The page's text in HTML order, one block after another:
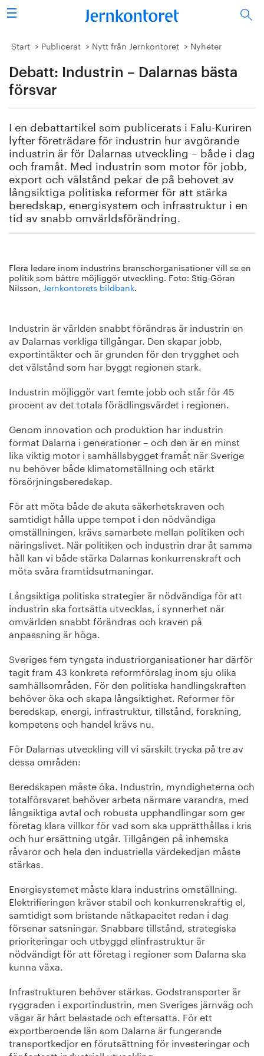
Sök
Stålindustrin
Vision 2050
Energi/miljö
Vi tycker
Publicerat
Bildbank
Start Publicerat Nytt från Jernkontoret Nyheter
Debatt: Industrin – Dalarnas bästa
försvar
I en debattartikel som publicerats i Falu-Kuriren
lyfter företrädare för industrin hur avgörande
industrin är för Dalarnas utveckling – både i dag
och framåt. Med industrin som motor för jobb,
export och välstånd pekar de på behovet av
långsiktiga politiska reformer för att stärka
beredskap, energisystem och infrastruktur i en
tid av snabb omvärldsförändring.
Flera ledare inom industrins branschorganisationer vill se en
politik som bättre möjliggör utveckling. Foto: Stig-Göran
Nilsson, Jernkontorets bildbank.
Industrin är världen snabbt förändras är industrin en
av Dalarnas verkliga tillgångar. Den skapar jobb,
exportintäkter och är grunden för den trygghet och
det välstånd som har byggt regionen stark.
Industrin möjliggör vart femte jobb och står för 45
procent av det totala förädlingsvärdet i regionen.
Genom innovation och produktion har industrin
format Dalarna i generationer – och den är en minst
lika viktig motor i samhällsbygget framåt när Sverige
nu behöver både klimatomställning och stärkt
försörjningsberedskap.
För att möta både de akuta säkerhetskraven och
samtidigt hålla uppe tempot i den nödvändiga
omställningen, krävs samarbete mellan politiken och
näringslivet. När politiken och industrin drar åt samma
håll kan vi både stärka Dalarnas konkurrenskraft och
möta svåra framtidsutmaningar.
Långsiktiga politiska strategier är nödvändiga för att
industrin ska fortsätta utvecklas, i synnerhet när
omvärlden snabbt förändras och kraven på
anpassning är höga.
Sveriges fem tyngsta industriorganisationer har därför
tagit fram 43 konkreta reformförslag inom sju olika
samhällsområden. För den politiska handlingskraften
behöver öka och skapa långsiktighet. Reformer för
beredskap, energi, infrastruktur, tillstånd, forskning,
kompetens och handel krävs nu.
För Dalarnas utveckling vill vi särskilt trycka på tre av
dessa områden:
Beredskapen måste öka. Industrin, myndigheterna och
totalförsvaret behöver arbeta närmare varandra, med
långsiktiga avtal och robusta upphandlingar som ger
företag klara villkor för vad som ska upprätthållas i kris
och hur ersättning utgår. Tillgången på inhemska
råvaror och hela den industriella värdekedjan måste
stärkas.
Energisystemet måste klara industrins omställning.
Elektrifieringen kräver stabil och konkurrenskraftig el,
samtidigt som bristande nätkapacitet redan i dag
försenar satsningar. Snabbare tillstånd, strategiska
prioriteringar och utbyggd elinfrastruktur är
nödvändigt för att företag i regioner som Dalarna ska
kunna växa.
Infrastrukturen behöver stärkas. Godstransporter är
ryggraden i exportindustrin, men Sveriges järnväg och
vägar är hårt belastade och eftersatta. För ett
exportberoende län som Dalarna är fungerande
transportkedjor en förutsättning för investeringar och